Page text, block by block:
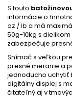
S touto
informácie o
oz / lb a má
50g-10kg s
zabezpečuje
Snímač s veľkou
presné meranie a
jednoducho uchytiť
digitálny displej s
čitateľný aj v